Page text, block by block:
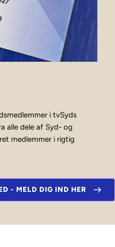
i tvSyds
alle dele af Syd- og
medlemmer i rigtig
- MELD DIG IND HER